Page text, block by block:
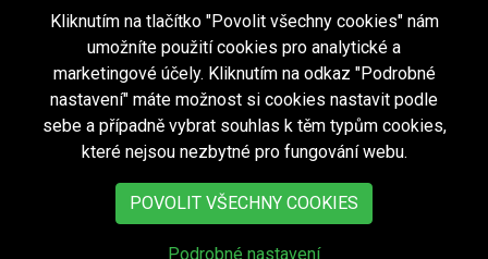
O webu
Povinně zveřejňované informace
Ochrana osobních údajů (GDPR)
Vyhledávání
RSS
Bezbariérový přístup v obci
Kliknutím na tlačítko "Povolit všechny cookies" nám
umožníte použití cookies pro analytické a
marketingové účely. Kliknutím na odkaz "Podrobné
nastavení" máte možnost si cookies nastavit podle
sebe a případně vybrat souhlas k těm typům cookies,
které nejsou nezbytné pro fungování webu.
POVOLIT VŠECHNY COOKIES
Podrobné nastavení